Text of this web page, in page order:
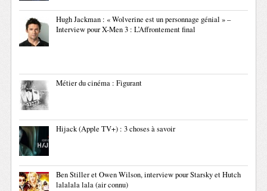
Hugh Jackman : « Wolverine est un personnage génial » –
Interview pour X-Men 3 : L’Affrontement final
Métier du cinéma : Figurant
Hijack (Apple TV+) : 3 choses à savoir
Ben Stiller et Owen Wilson, interview pour Starsky et Hutch
lalalala lala (air connu)